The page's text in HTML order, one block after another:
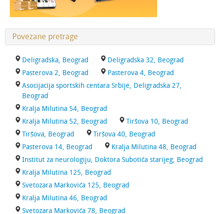
Povezane pretrage
Deligradska, Beograd
Deligradska 32, Beograd
Pasterova 2, Beograd
Pasterova 4, Beograd
Asocijacija sportskih centara Srbije, Deligradska 27,
Beograd
Kralja Milutina 54, Beograd
Kralja Milutina 52, Beograd
Tiršova 10, Beograd
Tiršova, Beograd
Tiršova 40, Beograd
Pasterova 14, Beograd
Kralja Milutina 48, Beograd
Institut za neurologiju, Doktora Subotića starijeg, Beograd
Kralja Milutina 125, Beograd
Svetozara Markovića 125, Beograd
Kralja Milutina 46, Beograd
Svetozara Markovića 78, Beograd